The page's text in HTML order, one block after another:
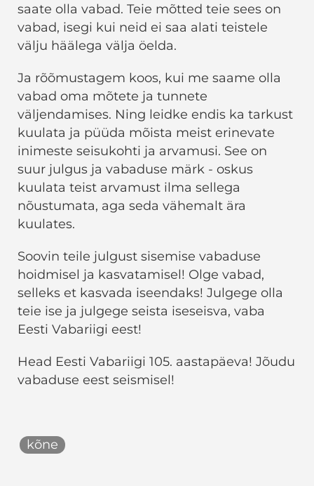
saate olla vabad. Teie mõtted teie sees on
vabad, isegi kui neid ei saa alati teistele
välju häälega välja öelda.
Ja rõõmustagem koos, kui me saame olla
vabad oma mõtete ja tunnete
väljendamises. Ning leidke endis ka tarkust
kuulata ja püüda mõista meist erinevate
inimeste seisukohti ja arvamusi. See on
suur julgus ja vabaduse märk - oskus
kuulata teist arvamust ilma sellega
nõustumata, aga seda vähemalt ära
kuulates.
Soovin teile julgust sisemise vabaduse
hoidmisel ja kasvatamisel! Olge vabad,
selleks et kasvada iseendaks! Julgege olla
teie ise ja julgege seista iseseisva, vaba
Eesti Vabariigi eest!
Head Eesti Vabariigi 105. aastapäeva! Jõudu
vabaduse eest seismisel!
kõne